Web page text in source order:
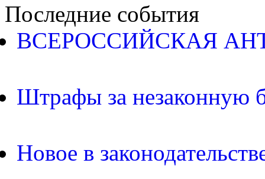
Последние события
ВСЕРОССИЙСКАЯ
Штрафы за незаконную
Новое в